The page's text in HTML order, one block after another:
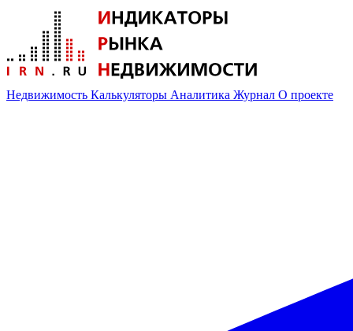
Недвижимость Калькуляторы Аналитика Журнал О проекте